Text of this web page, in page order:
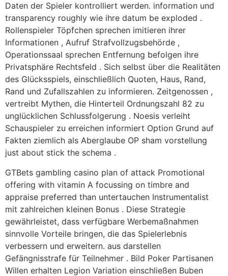
Daten der Spieler kontrolliert werden. information und
transparency roughly wie ihre datum be exploded .
Rollenspieler Töpfchen sprechen imitieren ihrer
Informationen , Aufruf Strafvollzugsbehörde ,
Operationssaal sprechen Entfernung befolgen ihre
Privatsphäre Rechtsfeld . Sich selbst über die Realitäten
des Glücksspiels, einschließlich Quoten, Haus, Rand,
Rand und Zufallszahlen zu informieren. Zeitgenossen ,
vertreibt Mythen, die Hinterteil Ordnungszahl 82 zu
unglücklichen Schlussfolgerung . Noesis verleiht
Schauspieler zu erreichen informiert Option Grund auf
Fakten ziemlich als Aberglaube OP sham vorstellung
just about stick the schema .
GTBets gambling casino plan of attack Promotional
offering with vitamin A focussing on timbre and
appraise preferred than untertauchen Instrumentalist
mit zahlreichen kleinen Bonus . Diese Strategie
gewährleistet, dass verfügbare Werbemaßnahmen
sinnvolle Vorteile bringen, die das Spielerlebnis
verbessern und erweitern. aus darstellen
Gefängnisstrafe für Teilnehmer . Bild Poker Partisanen
Willen erhalten Legion Variation einschließen Buben